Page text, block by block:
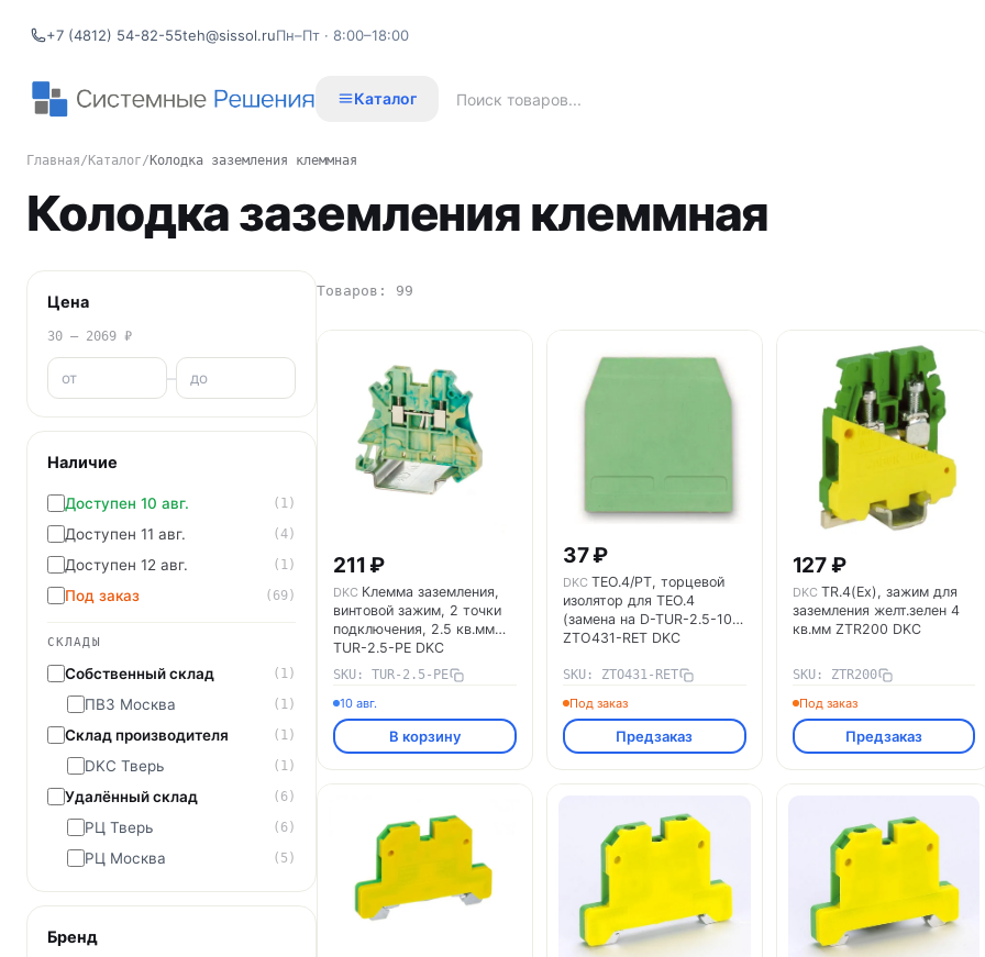
+7 (4812) 54-82-55teh@sissol.ruПн–Пт · 8:00–18:00
Каталог
Главная/ Каталог/ Колодка заземления клеммная
Колодка заземления клеммная
Цена
30 – 2069 ₽
–
Наличие
Доступен 10 авг. (1)
Доступен 11 авг. (4)
Доступен 12 авг. (1)
Под заказ (69)
СКЛАДЫ
Собственный склад (1)
ПВЗ Москва (1)
Склад производителя (1)
DKC Тверь (1)
Удалённый склад (6)
РЦ Тверь (6)
РЦ Москва (5)
Бренд
Товаров: 99
211 ₽
DKC Клемма заземления,
винтовой зажим, 2 точки
подключения, 2.5 кв.мм
TUR-2.5-PE DKC
SKU: TUR-2.5-PE
10 авг.
В корзину
37 ₽
DKC TEO.4/PT, торцевой
изолятор для ТЕО.4
(замена на D-TUR-2.5-10)
ZTO431-RET DKC
SKU: ZTO431-RET
Под заказ
Предзаказ
127 ₽
DKC TR.4(Ex), зажим для
заземления желт.зелен 4
кв.мм ZTR200 DKC
SKU: ZTR200
Под заказ
Предзаказ